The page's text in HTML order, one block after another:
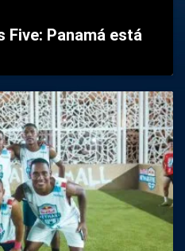
Five: Panamá está